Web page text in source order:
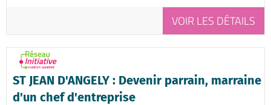
VOIR LES DÉTAILS
ST JEAN D'ANGELY : Devenir parrain, marraine
d'un chef d'entreprise